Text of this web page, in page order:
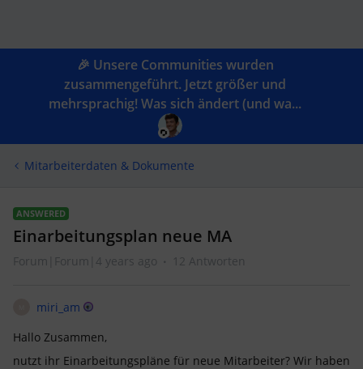
🎉 Unsere Communities wurden
zusammengeführt. Jetzt größer und
mehrsprachig! Was sich ändert (und wa...
Mitarbeiterdaten & Dokumente
ANSWERED
Einarbeitungsplan neue MA
Forum|Forum|4 years ago 12 Antworten
miri_am
Hallo Zusammen,
nutzt ihr Einarbeitungspläne für neue Mitarbeiter? Wir haben